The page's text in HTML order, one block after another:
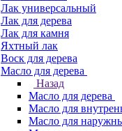
Лак универсальный
Лак для дерева
Лак для камня
Яхтный лак
Воск для дерева
Масло для дерева
Назад
Масло для дерева
Масло для
Масло для